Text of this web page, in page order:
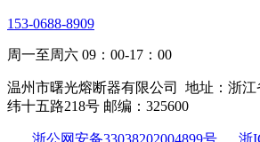
153-0688-8909
周一至周六 09：00-17：00
温州市曙光熔断器有限公司
地址：浙
纬十五路218号 邮编：325600
浙公网安备33038202004899号 浙